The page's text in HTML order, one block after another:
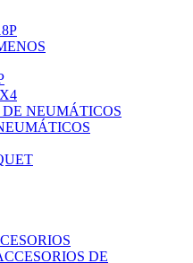
DE NEUMÁTICOS
DE